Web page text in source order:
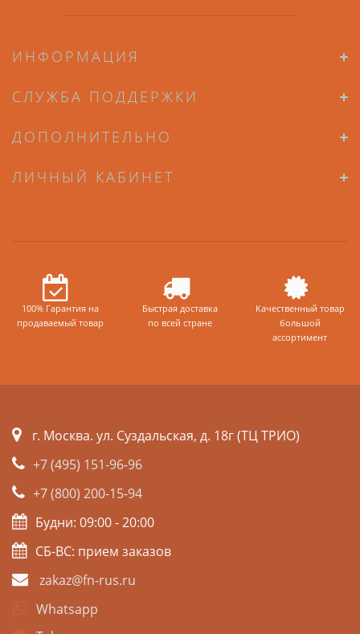
ИНФОРМАЦИЯ
СЛУЖБА ПОДДЕРЖКИ
ДОПОЛНИТЕЛЬНО
ЛИЧНЫЙ КАБИНЕТ
100% Гарантия на
продаваемый товар
Быстрая доставка
по всей стране
Качественный товар
большой
ассортимент
г. Москва. ул. Суздальская, д. 18г (ТЦ ТРИО)
+7 (495) 151-96-96
+7 (800) 200-15-94
Будни: 09:00 - 20:00
СБ-ВС: прием заказов
zakaz@fn-rus.ru
Whatsapp